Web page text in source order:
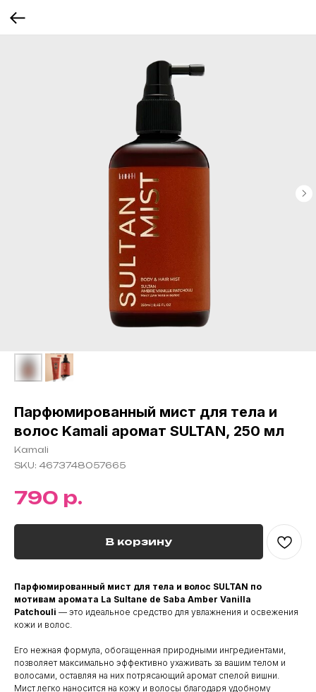
Парфюмированный мист для тела и
волос Kamali аромат SULTAN, 250 мл
Kamali
SKU: 4673748057665
790 р.
В корзину
Парфюмированный мист для тела и волос SULTAN по
мотивам аромата La Sultane de Saba Amber Vanilla
Patchouli — это идеальное средство для увлажнения и освежения
кожи и волос.
Его нежная формула, обогащенная природными ингредиентами,
позволяет максимально эффективно ухаживать за вашим телом и
волосами, оставляя на них потрясающий аромат спелой вишни.
Мист легко наносится на кожу и волосы благодаря удобному